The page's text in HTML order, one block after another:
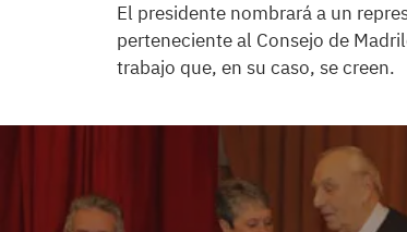
El presidente nombrará a un
perteneciente al Consejo de
trabajo que, en su caso, se creen.